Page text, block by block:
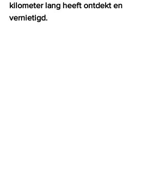
kilometer lang heeft ontdekt en
vernietigd.